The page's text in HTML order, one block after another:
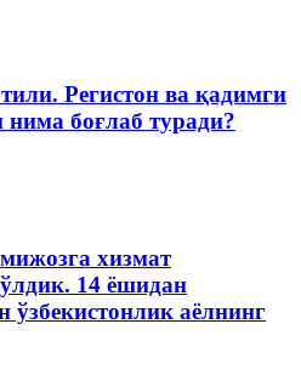
Регистон ва қадимги
боғлаб туради?
хизмат
14 ёшидан
аёлнинг